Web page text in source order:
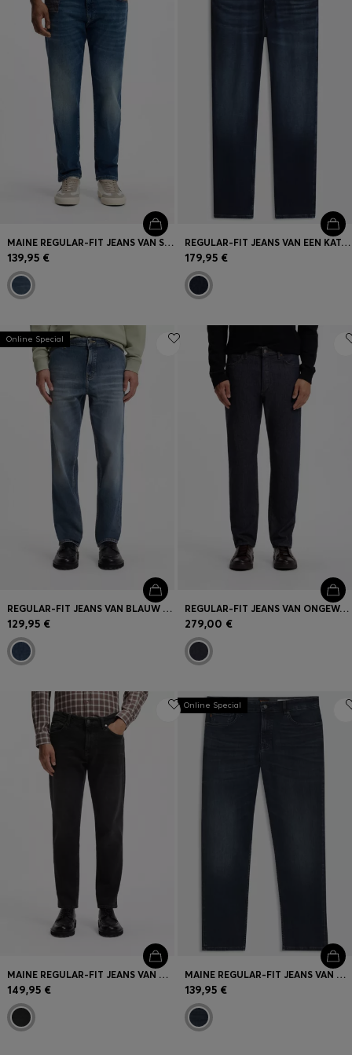
MAINE REGULAR-FIT JEANS VAN SOFT-MOTION DENIM
139,95 €
REGULAR-FIT JEANS VAN EEN KATOENMIX MET STRETCH
179,95 €
Online Special
REGULAR-FIT JEANS VAN BLAUW COMFORT-STRETCHDENIM
129,95 €
REGULAR-FIT JEANS VAN ONGEWASSEN STRETCHDENIM
279,00 €
MAINE REGULAR-FIT JEANS VAN ANTRACIET STRETCHDENIM
149,95 €
Online Special
MAINE REGULAR-FIT JEANS VAN BLAUW SUPERSTRETCHDENIM
139,95 €